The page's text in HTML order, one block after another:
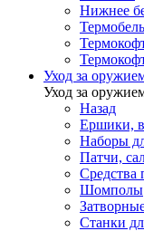
Нижнее
Уход за
Уход за
Назад
Ершики,
Наборы
Патчи,
Средства
Шомполы
Станки